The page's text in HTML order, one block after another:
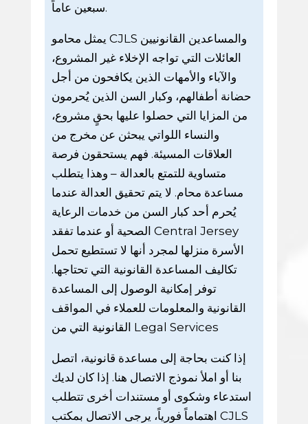
سبعين عاماً.
يمثل محامو CJLS والمساعدين القانونيين
العائلات التي تواجه الإخلاء غير المشروع،
والآباء والأمهات الذين يكافحون من أجل
حضانة أطفالهم، وكبار السن الذين يُحرمون
من المزايا التي حصلوا عليها بحقٍ مشروع،
والنساء اللواتي يبحثن عن مخرج من
العلاقات المسيئة. فهم يستحقون فرصة
متساوية للتمتع بالعدالة – وهذا يتطلب
مساعدة محام. لا يتم تحقيق العدالة عندما
يُحرم أحد كبار السن من خدمات الرعاية
الصحية أو عندما تفقد Central Jersey
الأسرة منزلها لمجرد أنها لا تستطيع تحمل
تكاليف المساعدة القانونية التي تحتاجها.
توفر إمكانية الوصول إلى المساعدة
القانونية والمعلومات للعملاء في المواقف
القانونية التي من Legal Services
إذا كنت بحاجة إلى مساعدة قانونية، اتصل
بنا أو املأ نموذج الاتصال هنا. إذا كان لديك
استدعاء وشكوى أو مستندات أخرى تتطلب
اهتماماً فورياً، يرجى الاتصال بمكتب CJLS